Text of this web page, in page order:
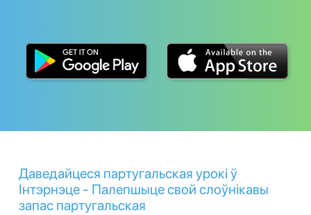
Даведайцеся партугальская урокі ў
Інтэрнэце - Палепшыце свой слоўнікавы
запас партугальская